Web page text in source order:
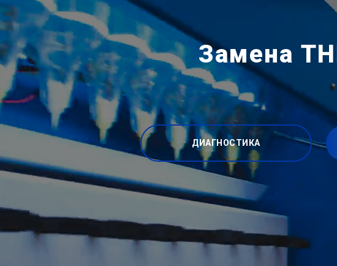
Замена
ДИАГНОСТИКА